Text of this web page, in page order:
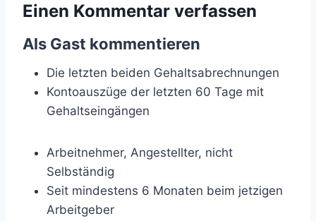
Einen Kommentar verfassen
Als Gast kommentieren
Die letzten beiden Gehaltsabrechnungen
Kontoauszüge der letzten 60 Tage mit
Gehaltseingängen
Arbeitnehmer, Angestellter, nicht
Selbständig
Seit mindestens 6 Monaten beim jetzigen
Arbeitgeber